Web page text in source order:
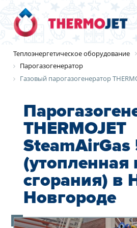
Теплоэнергетическое оборудование
Парогазогенератор
Газовый парогазогенератор
THERMOJET
SteamAirGas
(утопленная
сгорания) в
Новгороде
Имя*
E-mail
Согласие на обработку
персональных данных
Организация
Имя*
Телефон*
Организация
Имя*
Телефон*
E-mail